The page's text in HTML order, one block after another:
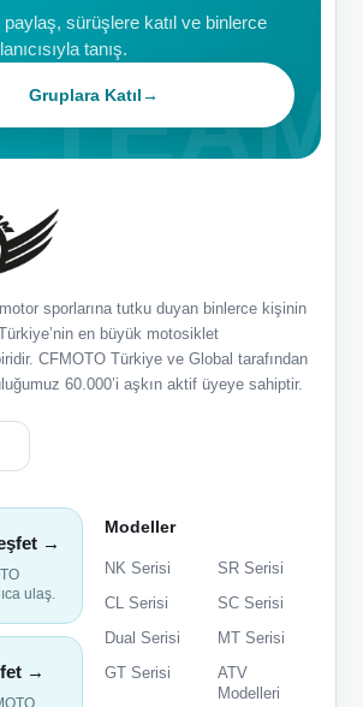
sürüşlere katıl ve binlerce
tanış.
Gruplara Katıl→
sporlarına tutku duyan binlerce kişinin
en büyük motosiklet
CFMOTO Türkiye ve Global tarafından
60.000’i aşkın aktif üyeye sahiptir.
→
ulaş.
→
Modeller
NK Serisi
SR Serisi
CL Serisi
SC Serisi
Dual Serisi
MT Serisi
GT Serisi
ATV
Modelleri